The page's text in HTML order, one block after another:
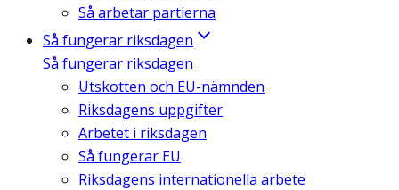
Så arbetar partierna
Så fungerar riksdagen
Så fungerar riksdagen
Utskotten och EU-nämnden
Riksdagens uppgifter
Arbetet i riksdagen
Så fungerar EU
Riksdagens internationella arbete